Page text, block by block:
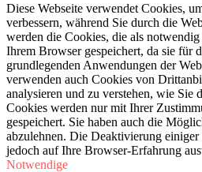
Diese Webseite verwendet Cookies,
verbessern, während Sie durch die
werden die Cookies, die als
Ihrem Browser gespeichert, da sie für
grundlegenden Anwendungen der
verwenden auch Cookies von
analysieren und zu verstehen, wie Sie
Cookies werden nur mit Ihrer
gespeichert. Sie haben auch die
abzulehnen. Die Deaktivierung einiger
jedoch auf Ihre Browser-Erfahrung
Notwendige